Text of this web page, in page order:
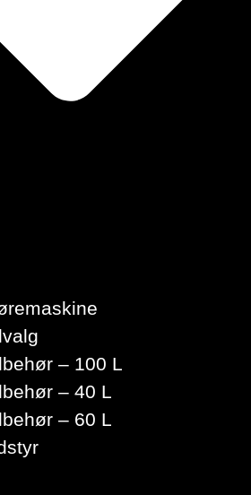
– 100 L
– 40 L
– 60 L